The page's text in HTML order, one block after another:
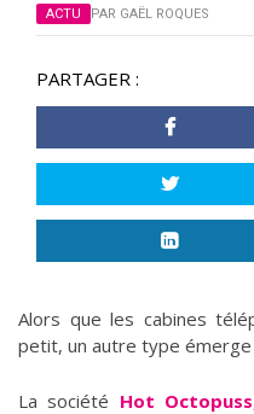
ACTU PAR GAËL ROQUES
PARTAGER :
Alors que les cabines
petit, un autre type
La société Hot Octopuss